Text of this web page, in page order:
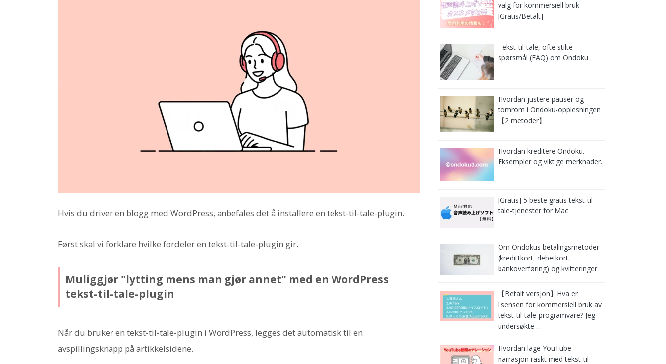
Hvis du driver en blogg med WordPress, anbefales det å installere en tekst-til-tale-plugin.
Først skal vi forklare hvilke fordeler en tekst-til-tale-plugin gir.
Muliggjør "lytting mens man gjør annet" med en WordPress
tekst-til-tale-plugin
Når du bruker en tekst-til-tale-plugin i WordPress, legges det automatisk til en
avspillingsknapp på artikkelsidene.
valg for kommersiell bruk
[Gratis/Betalt]
Tekst-til-tale, ofte stilte
spørsmål (FAQ) om Ondoku
Hvordan justere pauser og
tomrom i Ondoku-opplesningen
【2 metoder】
Hvordan kreditere Ondoku.
Eksempler og viktige merknader.
[Gratis] 5 beste gratis tekst-til-
tale-tjenester for Mac
Om Ondokus betalingsmetoder
(kredittkort, debetkort,
bankoverføring) og kvitteringer
【Betalt versjon】Hva er
lisensen for kommersiell bruk av
tekst-til-tale-programvare? Jeg
undersøkte …
Hvordan lage YouTube-
narrasjon raskt med tekst-til-